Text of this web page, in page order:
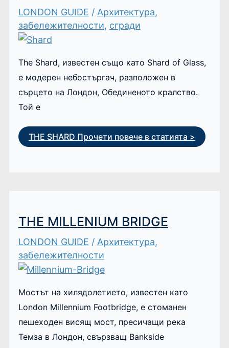
LONDON GUIDE / Архитектура,
забележителности, сгради
The Shard, известен също като Shard of Glass,
е модерен небостъргач, разположен в
сърцето на Лондон, Обединеното кралство.
Той е
THE SHARD Прочети повече в статията >
THE MILLENIUM BRIDGE
LONDON GUIDE / Архитектура,
забележителности
Мостът на хилядолетието, известен като
London Millennium Footbridge, е стоманен
пешеходен висящ мост, пресичащи река
Темза в Лондон, свързващ Bankside